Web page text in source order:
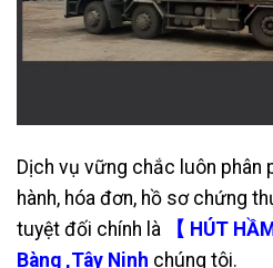
Dịch vụ vững chắc luôn phân
hành, hóa đơn, hồ sơ chứng
tuyệt đối chính là
【 HÚT
Bàng ,Tây Ninh chúng tôi.